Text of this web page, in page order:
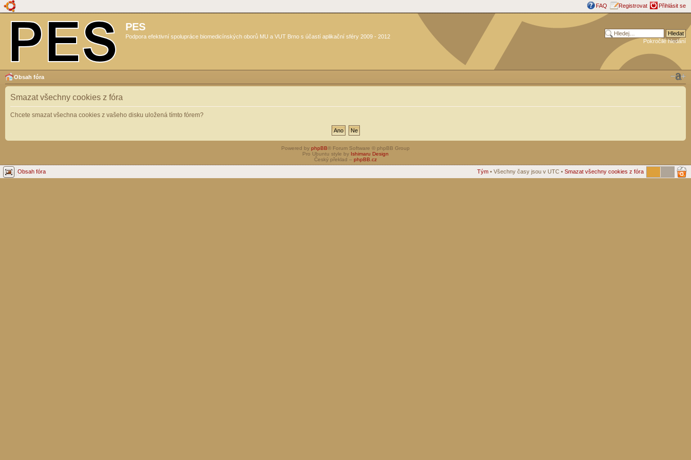
FAQ Registrovat Přihlásit se
PES
Podpora efektivní spolupráce biomedicínských oborů MU a VUT Brno s účastí aplikační sféry 2009 - 2012
Pokročilé hledání
Obsah fóra
Smazat všechny cookies z fóra
Chcete smazat všechna cookies z vašeho disku uložená tímto fórem?
Powered by phpBB® Forum Software © phpBB Group
Pro Ubuntu style by Ishimaru Design
Český překlad – phpBB.cz
Obsah fóra Tým • Všechny časy jsou v UTC • Smazat všechny cookies z fóra